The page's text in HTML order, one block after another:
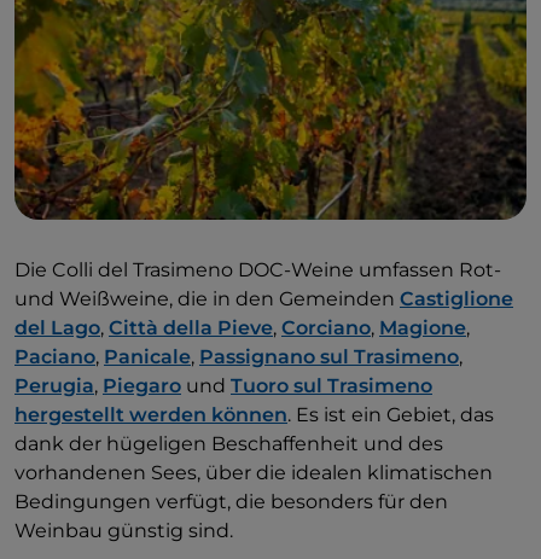
Die Colli del Trasimeno DOC-Weine umfassen Rot-
und Weißweine, die in den Gemeinden Castiglione
del Lago, Città della Pieve, Corciano, Magione,
Paciano, Panicale, Passignano sul Trasimeno,
Perugia, Piegaro und Tuoro sul Trasimeno
hergestellt werden können. Es ist ein Gebiet, das
dank der hügeligen Beschaffenheit und des
vorhandenen Sees, über die idealen klimatischen
Bedingungen verfügt, die besonders für den
Weinbau günstig sind.